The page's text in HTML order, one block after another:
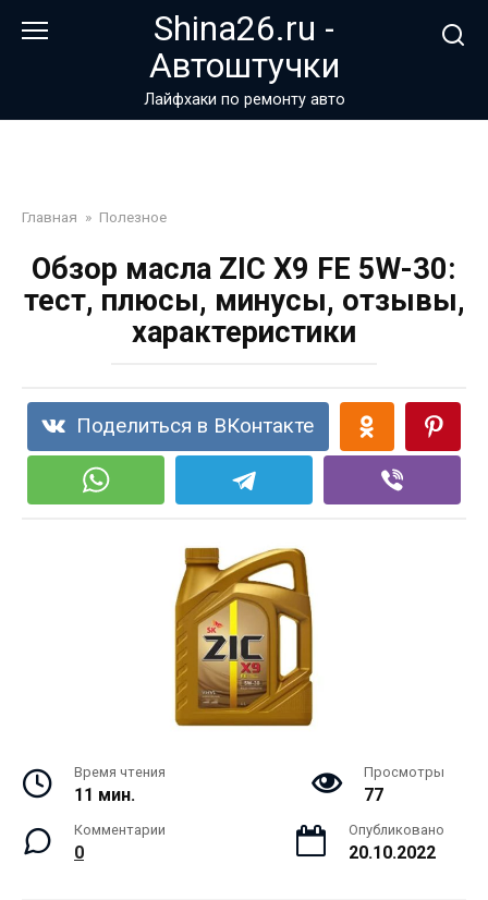
Shina26.ru -
Автоштучки
Лайфхаки по ремонту авто
Главная » Полезное
Обзор масла ZIC X9 FE 5W-30:
тест, плюсы, минусы, отзывы,
характеристики
Поделиться в ВКонтакте
Время чтения
11 мин.
Просмотры
77
Комментарии
0
Опубликовано
20.10.2022